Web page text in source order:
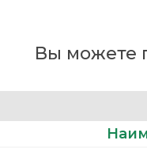
Вы можете